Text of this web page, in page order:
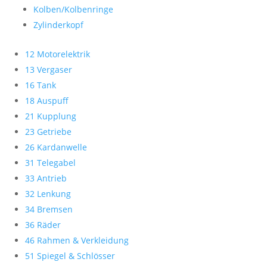
Kolben/Kolbenringe
Zylinderkopf
12 Motorelektrik
13 Vergaser
16 Tank
18 Auspuff
21 Kupplung
23 Getriebe
26 Kardanwelle
31 Telegabel
33 Antrieb
32 Lenkung
34 Bremsen
36 Räder
46 Rahmen & Verkleidung
51 Spiegel & Schlösser